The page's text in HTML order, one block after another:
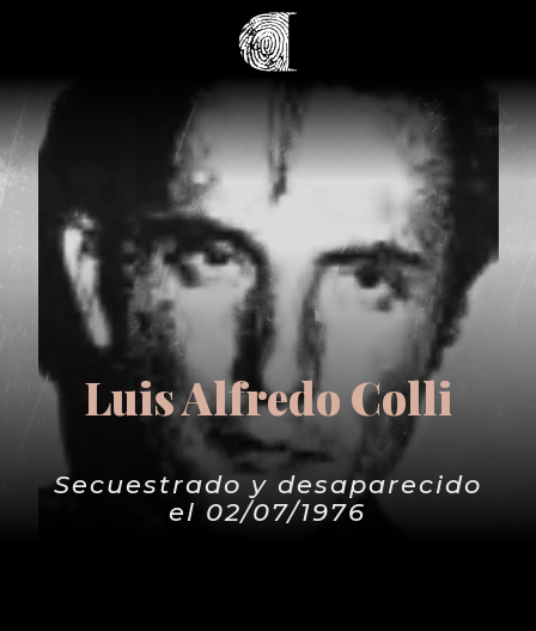
Luis Alfredo Colli
Secuestrado y desaparecido
el 02/07/1976